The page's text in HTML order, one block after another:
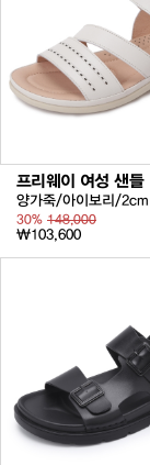
프리웨이 여성 샌들
양가죽/아이보리/2cm
30% 148,000
₩103,600